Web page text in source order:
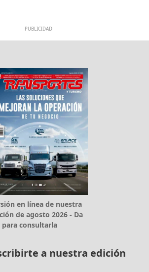
PUBLICIDAD
en línea de nuestra
de agosto 2026 - Da
para consultarla
a nuestra edición